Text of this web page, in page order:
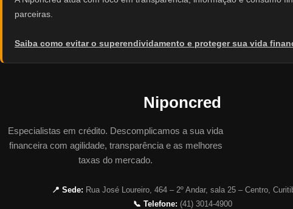
parceiras.
Saiba como evitar o superendividamento e proteger sua vida
Niponcred
Especialistas em crédito. Descomplicamos a sua vida
financeira com agilidade, transparência e as melhores
taxas do mercado.
📍 Sede: Rua José Loureiro, 464 – 2º Andar, sala 25 – Centro,
📞 Telefone: (41) 3014-4900